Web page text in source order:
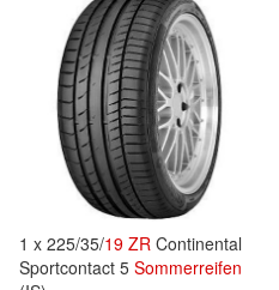
1 x 225/35/19 ZR Continental
Sportcontact 5 Sommerreifen